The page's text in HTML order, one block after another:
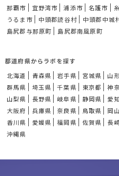
那覇市
宜野湾市 浦添市 名護市
うるま市
中頭郡読谷村 中頭郡中城
島尻郡与那原町
島尻郡南風原町
都道府県からラボを探す
北海道
青森県 岩手県 宮城県 山
群馬県
埼玉県 千葉県 東京都 神
山梨県
長野県 岐阜県 静岡県 愛
大阪府
兵庫県 奈良県 鳥取県 岡
香川県
愛媛県 福岡県 佐賀県 長
沖縄県